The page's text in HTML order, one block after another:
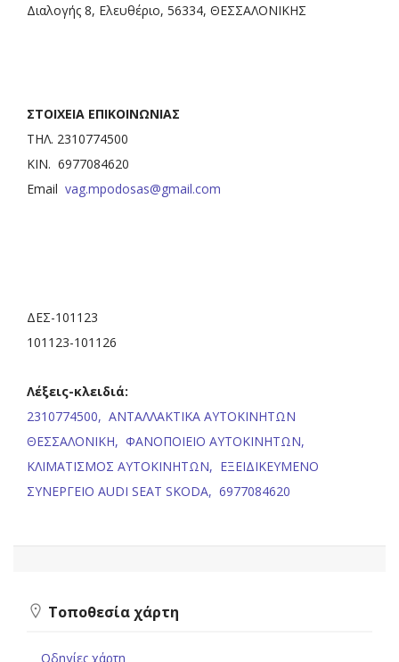
Διαλογής 8, Ελευθέριο, 56334, ΘΕΣΣΑΛΟΝΙΚΗΣ
ΣΤΟΙΧΕΙΑ ΕΠΙΚΟΙΝΩΝΙΑΣ
ΤΗΛ. 2310774500
ΚΙΝ. 6977084620
Email vag.mpodosas@gmail.com
ΔΕΣ-101123
101123-101126
Λέξεις-κλειδιά:
2310774500, ΑΝΤΑΛΛΑΚΤΙΚΑ ΑΥΤΟΚΙΝΗΤΩΝ
ΘΕΣΣΑΛΟΝΙΚΗ, ΦΑΝΟΠΟΙΕΙΟ ΑΥΤΟΚΙΝΗΤΩΝ,
ΚΛΙΜΑΤΙΣΜΟΣ ΑΥΤΟΚΙΝΗΤΩΝ, ΕΞΕΙΔΙΚΕΥΜΕΝΟ
ΣΥΝΕΡΓΕΙΟ AUDI SEAT SKODA, 6977084620
Τοποθεσία χάρτη
Οδηγίες χάρτη